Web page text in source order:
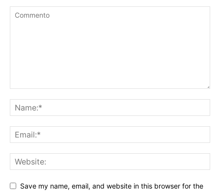
Save my name, email, and website in this browser for the